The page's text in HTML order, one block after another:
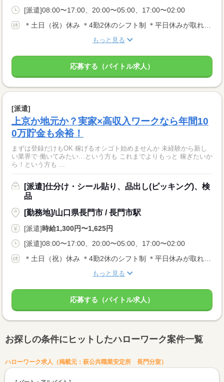
[派遣]08:00〜17:00、20:00〜05:00、17:00〜02:00
もっと見る
応募する（バイトル求人）
[派遣]
上京か地元か？実家×高収入ワークなら年間10
0万貯金も余裕！
まずは登録だけもOK 稼げるオシゴト始めませんか 未経験から新し
い業界で 働いてみたい…という方も これまでよりもっと 稼ぎたいか
ら！という方も ...
[派遣]仕分け・シール貼り、品出し(ピッキング)、検
品
[勤務地]/山口県長門市 / 長門市駅
[派遣]時給1,300円〜1,625円
[派遣]08:00〜17:00、20:00〜05:00、17:00〜02:00
もっと見る
応募する（バイトル求人）
お探しの条件にヒットしたハローワーク案件一覧
ハローワーク求人（掲載元：萩公共職業安定所 長門分室）